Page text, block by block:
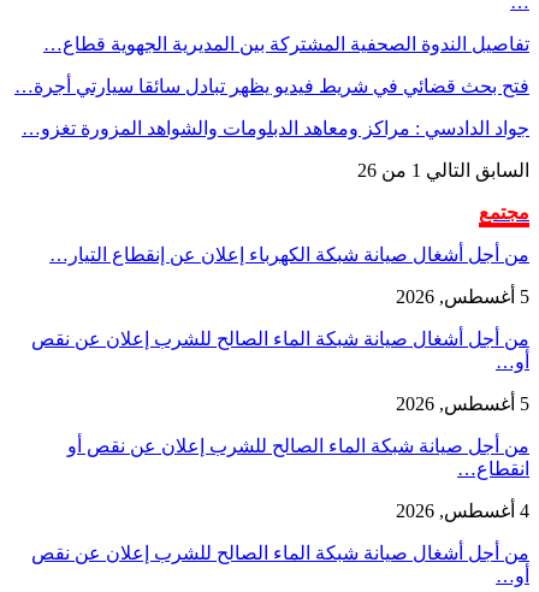
تفاصيل الندوة الصحفية المشتركة بين المديرية الجهوية قطاع…
فتح بحث قضائي في شريط فيديو يظهر تبادل سائقا سيارتي أجرة…
جواد الدادسي : مراكز ومعاهد الدبلومات والشواهد المزورة تغزو…
السابق التالي 1 من 26
مجتمع
من أجل أشغال صيانة شبكة الكهرباء إعلان عن إنقطاع التيار…
5 أغسطس, 2026
من أجل أشغال صيانة شبكة الماء الصالح للشرب إعلان عن نقص
أو…
5 أغسطس, 2026
من أجل صيانة شبكة الماء الصالح للشرب إعلان عن نقص أو
انقطاع…
4 أغسطس, 2026
من أجل أشغال صيانة شبكة الماء الصالح للشرب إعلان عن نقص
أو…